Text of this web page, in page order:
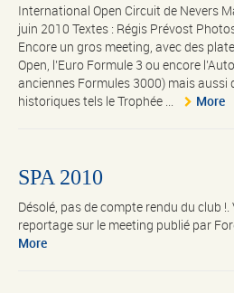
International Open Circuit de Nevers
juin 2010 Textes : Régis Prévost
Encore un gros meeting, avec des
Open, l’Euro Formule 3 ou encore
anciennes Formules 3000) mais aussi
historiques tels le Trophée ...
More
SPA 2010
Désolé, pas de compte rendu du club
reportage sur le meeting publié par
More